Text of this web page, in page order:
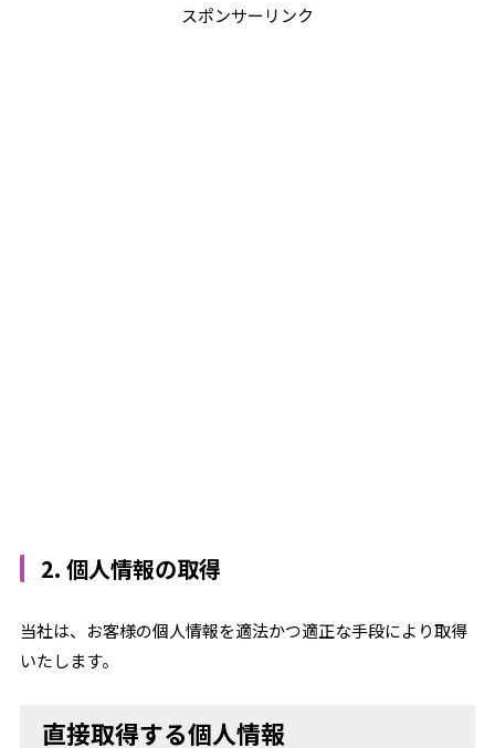
スポンサーリンク
2. 個人情報の取得
当社は、お客様の個人情報を適法かつ適正な手段により取得
いたします。
直接取得する個人情報